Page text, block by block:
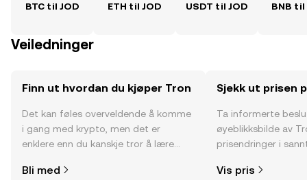
BTC til JOD ETH til JOD USDT til JOD BNB til
Veiledninger
Finn ut hvordan du kjøper Tron
Det kan føles overveldende å komme
i gang med krypto, men det er
enklere enn du kanskje tror å lære
Kom i gang med reisen din på OKX-
Bli med
Sjekk ut prisen
Ta informerte
øyeblikksbilde av
prisendringer i
Vis pris